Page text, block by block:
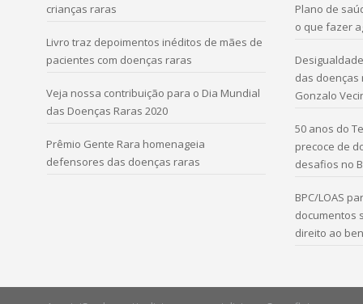
crianças raras
Livro traz depoimentos inéditos de mães de
pacientes com doenças raras
Veja nossa contribuição para o Dia Mundial
das Doenças Raras 2020
Prêmio Gente Rara homenageia
defensores das doenças raras
Plano de
o que fazer
das doenças
Gonzalo
50 anos do
precoce de
desafios no
BPC/LOAS
documentos
direito ao